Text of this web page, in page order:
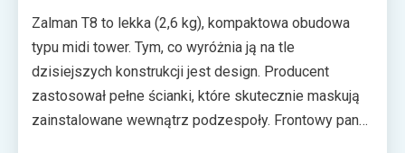
ma stosowną wnękę.
Zalman T8 to lekka (2,6 kg), kompaktowa obudowa
typu midi tower. Tym, co wyróżnia ją na tle
dzisiejszych konstrukcji jest design. Producent
zastosował pełne ścianki, które skutecznie maskują
zainstalowane wewnątrz podzespoły. Frontowy panel